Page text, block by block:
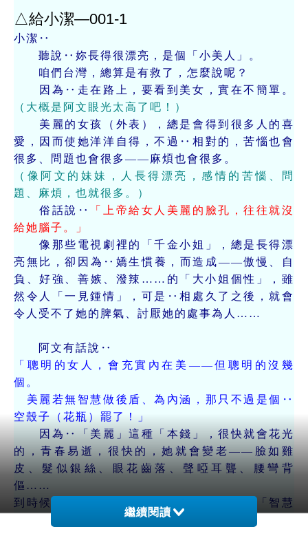
△給小潔—001-1
小潔‥
聽說‥妳長得很漂亮，是個「小美人」。
咱們台灣，總算是有救了，怎麼說呢？
因為‥走在路上，要看到美女，實在不簡單。
（大概是阿文眼光太高了吧！）
美麗的女孩（外表），總是會得到很多人的喜
愛，因而使她洋洋自得，不過‥相對的，苦惱也會
很多、問題也會很多——麻煩也會很多。
（像阿文的妹妹，人長得漂亮，感情的苦惱、問
題、麻煩，也就很多。）
俗話說‥
「上帝給女人美麗的臉孔，往往就沒
給她腦子。」
像那些電視劇裡的「千金小姐」，總是長得漂
亮無比，卻因為‥嬌生慣養，而造成——傲慢、自
負、好強、善嫉、潑辣……的「大小姐個性」，雖
然令人「一見鍾情」，可是‥相處久了之後，就會
令人受不了她的脾氣、討厭她的處事為人……
阿文有話說‥
「聰明的女人，會充實內在美——但聰明的沒幾
個。
美麗若無智慧做後盾、為內涵，那只不過是個‥
空殼子（花瓶）罷了！」
因為‥「美麗」這種「本錢」，很快就會花光
的，青春易逝，很快的，她就會變老——臉如雞
皮、髮似銀絲、眼花齒落、聲啞耳聾、腰彎背
傴……
到時候，美麗成了她的「歷史」，要無一點「智慧
財產」，那麼‥她就悲哀了。
繼續閱讀